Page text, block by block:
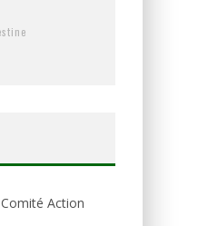
Action